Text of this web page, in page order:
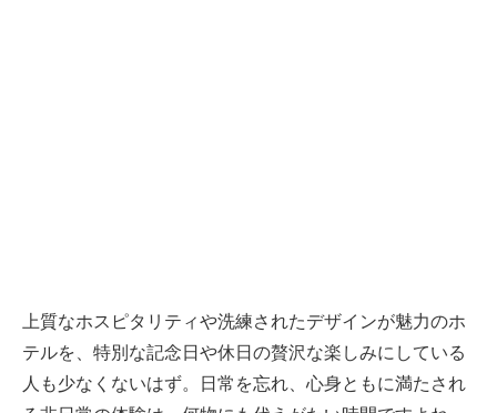
上質なホスピタリティや洗練されたデザインが魅力のホ
テルを、特別な記念日や休日の贅沢な楽しみにしている
人も少なくないはず。日常を忘れ、心身ともに満たされ